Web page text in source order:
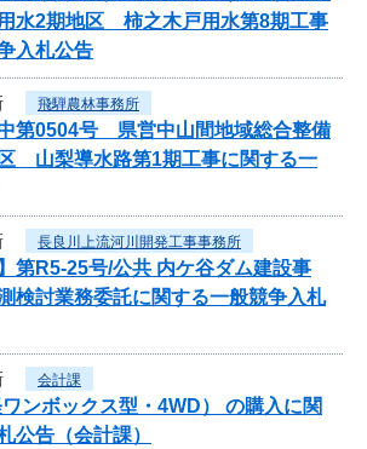
水2期地区 柿之木戸用水第8期工事
入札公告
飛騨農林事務所
中第0504号 県営中山間地域総合整備
山梨導水路第1期工事に関する一
長良川上流河川開発工事事務所
第R5-25号/公共 内ケ谷ダム建設事
討業務委託に関する一般競争入札
会計課
ンボックス型・4WD） の購入に関
公告（会計課）